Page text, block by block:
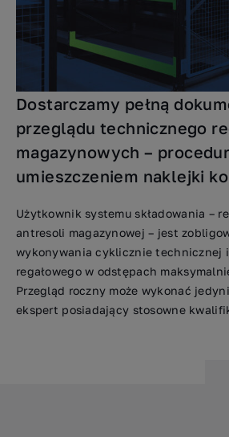
Dostarczamy pełną
przeglądu technicznego
magazynowych –
umieszczeniem naklejki
Użytkownik systemu składowania –
antresoli magazynowej – jest
wykonywania cyklicznie technicznej
regałowego w odstępach
Przegląd roczny może wykonać
ekspert posiadający stosowne